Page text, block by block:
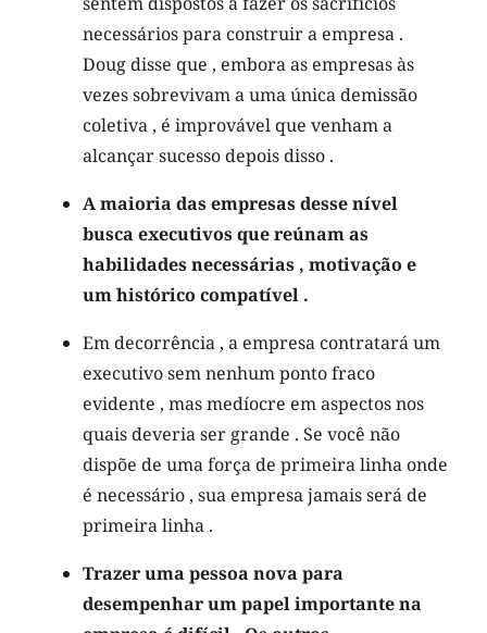
necessários para construir a empresa .
Doug disse que , embora as empresas às
vezes sobrevivam a uma única demissão
coletiva , é improvável que venham a
alcançar sucesso depois disso .
A maioria das empresas desse nível
busca executivos que reúnam as
habilidades necessárias , motivação e
um histórico compatível .
Em decorrência , a empresa contratará um
executivo sem nenhum ponto fraco
evidente , mas medíocre em aspectos nos
quais deveria ser grande . Se você não
dispõe de uma força de primeira linha onde
é necessário , sua empresa jamais será de
primeira linha .
Trazer uma pessoa nova para
desempenhar um papel importante na